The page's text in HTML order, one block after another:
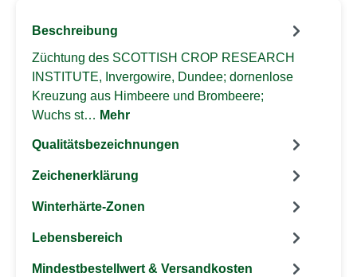
Beschreibung
Züchtung des SCOTTISH CROP RESEARCH
INSTITUTE, Invergowire, Dundee; dornenlose
Kreuzung aus Himbeere und Brombeere;
Wuchs st… Mehr
Qualitätsbezeichnungen
Zeichenerklärung
Winterhärte-Zonen
Lebensbereich
Mindestbestellwert & Versandkosten